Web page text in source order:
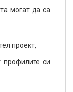
могат да са
проект,
профилите си